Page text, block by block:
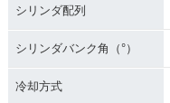
シリンダ配列
シリンダバンク角（°）
冷却方式